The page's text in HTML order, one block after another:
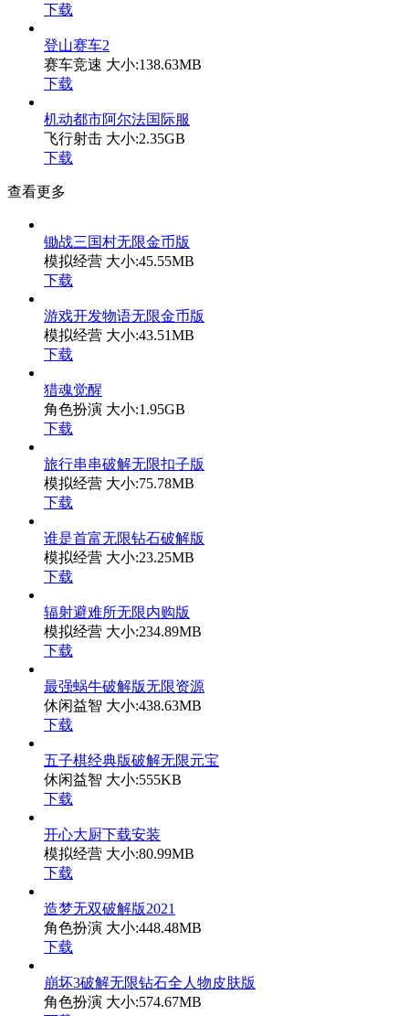
下载
登山赛车2
赛车竞速 大小:138.63MB
下载
机动都市阿尔法国际服
飞行射击 大小:2.35GB
下载
查看更多
锄战三国村无限金币版
模拟经营 大小:45.55MB
下载
游戏开发物语无限金币版
模拟经营 大小:43.51MB
下载
猎魂觉醒
角色扮演 大小:1.95GB
下载
旅行串串破解无限扣子版
模拟经营 大小:75.78MB
下载
谁是首富无限钻石破解版
模拟经营 大小:23.25MB
下载
辐射避难所无限内购版
模拟经营 大小:234.89MB
下载
最强蜗牛破解版无限资源
休闲益智 大小:438.63MB
下载
五子棋经典版破解无限元宝
休闲益智 大小:555KB
下载
开心大厨下载安装
模拟经营 大小:80.99MB
下载
造梦无双破解版2021
角色扮演 大小:448.48MB
下载
崩坏3破解无限钻石全人物皮肤版
角色扮演 大小:574.67MB